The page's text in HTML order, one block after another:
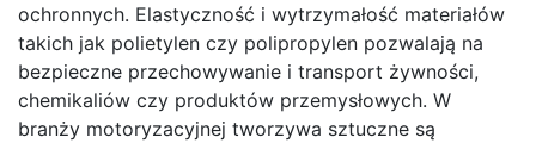
ochronnych. Elastyczność i wytrzymałość materiałów
takich jak polietylen czy polipropylen pozwalają na
bezpieczne przechowywanie i transport żywności,
chemikaliów czy produktów przemysłowych. W
branży motoryzacyjnej tworzywa sztuczne są